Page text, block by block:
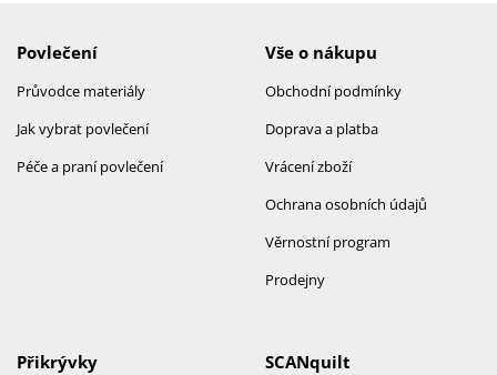
Povlečení
Průvodce materiály
Jak vybrat povlečení
Péče a praní povlečení
Vše o nákupu
Obchodní podmínky
Doprava a platba
Vrácení zboží
Ochrana osobních údajů
Věrnostní program
Prodejny
SCANquilt
Přikrývky